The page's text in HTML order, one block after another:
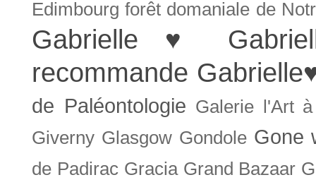
Edimbourg forêt domaniale de
Gabrielle ♥
recommande
de Paléontologie Galerie l'Art
Giverny Glasgow Gondole Gone
de Padirac Gracia Grand Bazaar